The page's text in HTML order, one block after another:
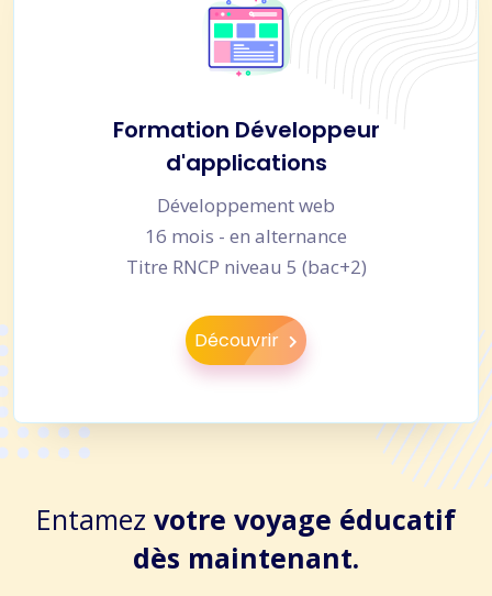
Formation Développeur
d'applications
Développement web
16 mois - en alternance
Titre RNCP niveau 5 (bac+2)
Découvrir
Entamez votre voyage éducatif
dès maintenant.